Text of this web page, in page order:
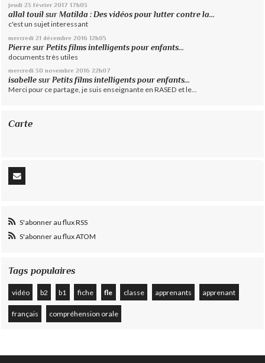
jeudi 23 février 2017 17h03
allal touil surMatilda : Des vidéos pour lutter contre la...
c'est un sujet interessant
mercredi 21 décembre 2016 12h05
Pierre surPetits films intelligents pour enfants...
documents très utiles
mercredi 30 novembre 2016 22h07
isabelle surPetits films intelligents pour enfants...
Merci pour ce partage, je suis enseignante en RASED et le...
Carte
S'abonner au flux RSS
S'abonner au flux ATOM
Tags populaires
vidéo b2 b1 fiche fle classe apprenants apprenant
français compréhension orale